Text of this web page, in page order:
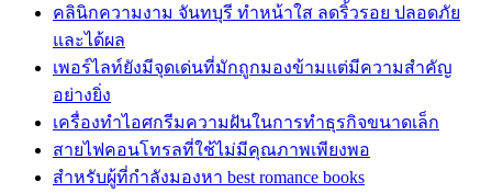
คลินิกความงาม จันทบุรี ทำหน้าใส ลดริ้วรอย ปลอดภัย
และได้ผล
เพอร์ไลท์ยังมีจุดเด่นที่มักถูกมองข้ามแต่มีความสำคัญ
อย่างยิ่ง
เครื่องทำไอศกรีมความฝันในการทำธุรกิจขนาดเล็ก
สายไฟคอนโทรลที่ใช้ไม่มีคุณภาพเพียงพอ
สำหรับผู้ที่กำลังมองหา best romance books